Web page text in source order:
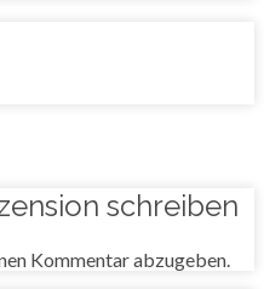
schreiben
Kommentar abzugeben.